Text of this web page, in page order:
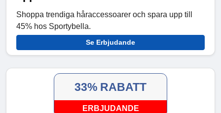
Shoppa trendiga håraccessoarer och spara upp till
45% hos Sportybella.
Se Erbjudande
33% RABATT
ERBJUDANDE